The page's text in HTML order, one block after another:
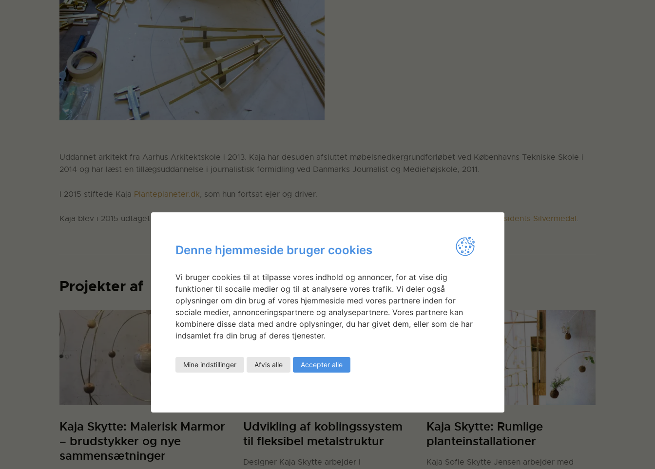
Uddannet arkitekt fra Aarhus Arkitektskole i 2013. Kaja har desuden afsluttet møbelsnedkergrundforløbet ved Københavns Tekniske Skole i
2014 og har læst en tillægsuddannelse i journalistisk formidling ved Danmarks Journalist og Mediehøjskole, 2011.
I 2015 stiftede Kaja Planteplaneter.dk, som hun fortsat ejer og driver.
Kaja blev i 2015 udtaget til Nordic Buzz i forbindelse med Formland i Herning og i 2013 blev hun nomineret til RIBA Presidents Silvermedal.
Projekter af
Kaja Skytte: Malerisk Marmor
– brudstykker og nye
sammensætninger
Udvikling af koblingssystem
til fleksibel metalstruktur
Designer Kaja Skytte arbejder i
Kaja Skytte: Rumlige
planteinstallationer
Kaja Sofie Skytte Jensen arbejder med
Denne hjemmeside bruger cookies
Vi bruger cookies til at tilpasse vores indhold og annoncer, for at vise dig
funktioner til socaile medier og til at analysere vores trafik. Vi deler også
oplysninger om din brug af vores hjemmeside med vores partnere inden for
sociale medier, annonceringspartnere og analysepartnere. Vores partnere kan
kombinere disse data med andre oplysninger, du har givet dem, eller som de har
indsamlet fra din brug af deres tjenester.
Mine indstillinger Afvis alle Accepter alle